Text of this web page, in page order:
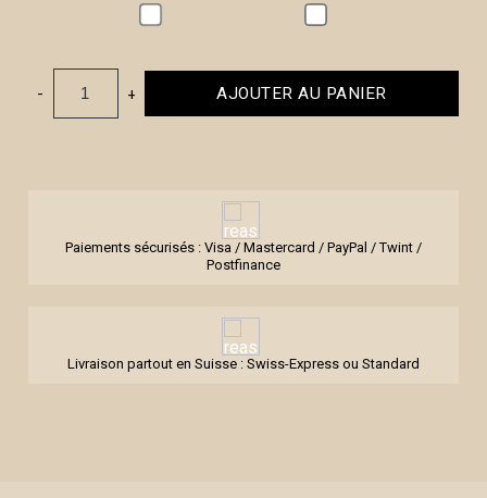
- + AJOUTER AU PANIER
Paiements sécurisés : Visa / Mastercard / PayPal / Twint /
Postfinance
Livraison partout en Suisse : Swiss-Express ou Standard